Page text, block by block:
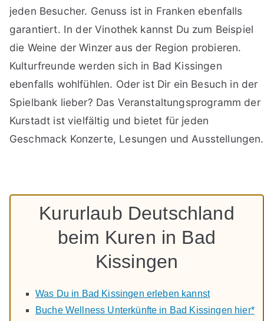
jeden Besucher. Genuss ist in Franken ebenfalls
garantiert. In der Vinothek kannst Du zum Beispiel
die Weine der Winzer aus der Region probieren.
Kulturfreunde werden sich in Bad Kissingen
ebenfalls wohlfühlen. Oder ist Dir ein Besuch in der
Spielbank lieber? Das Veranstaltungsprogramm der
Kurstadt ist vielfältig und bietet für jeden
Geschmack Konzerte, Lesungen und Ausstellungen.
Kururlaub Deutschland
beim Kuren in Bad
Kissingen
Was Du in Bad Kissingen erleben kannst
Buche Wellness Unterkünfte in Bad Kissingen hier*